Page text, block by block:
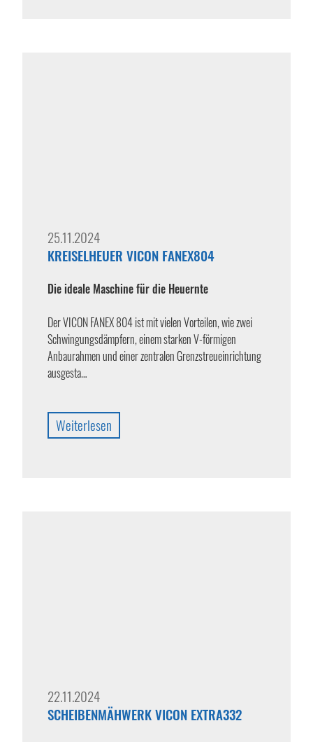
25.11.2024
KREISELHEUER VICON FANEX804
Die ideale Maschine für die Heuernte
Der VICON FANEX 804 ist mit vielen Vorteilen, wie zwei
Schwingungsdämpfern, einem starken V-förmigen
Anbaurahmen und einer zentralen Grenzstreueinrichtung
ausgesta…
Weiterlesen
22.11.2024
SCHEIBENMÄHWERK VICON EXTRA332